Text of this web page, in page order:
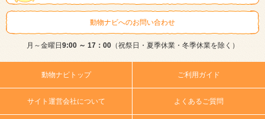
動物ナビへのお問い合わせ
月～金曜日9:00 ～ 17：00（祝祭日・夏季休業・冬季休業を除く）
動物ナビトップ ご利用ガイド
サイト運営会社について よくあるご質問